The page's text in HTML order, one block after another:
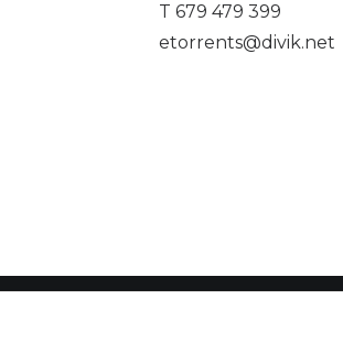
T 679 479 399
etorrents@divik.net